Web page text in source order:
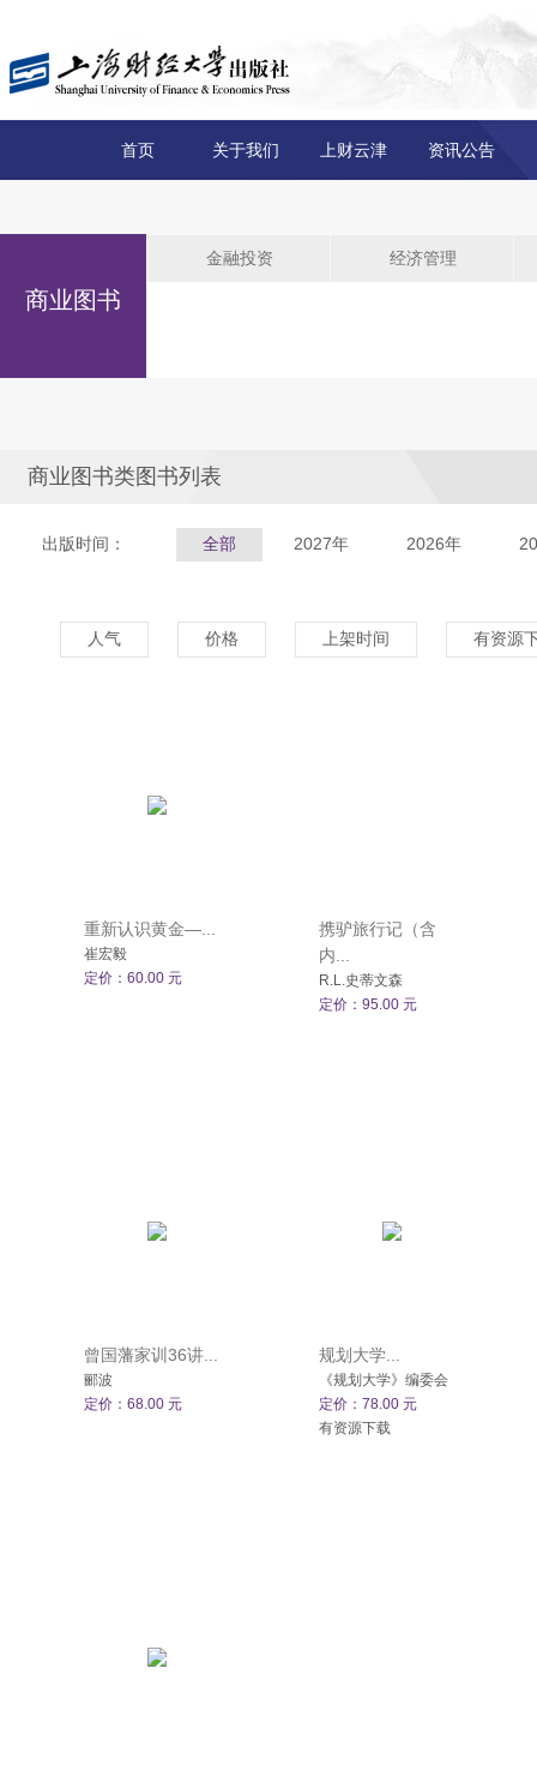
首页 关于我们 上财云津 资讯公告
商业图书
金融投资 经济管理
商业图书类图书列表
出版时间： 全部 2027年 2026年
人气 价格 上架时间 有资源
重新认识黄金—...
崔宏毅
定价：60.00 元
携驴旅行记（含
内...
R.L.史蒂文森
定价：95.00 元
曾国藩家训36讲...
郦波
定价：68.00 元
规划大学...
《规划大学》编委会
定价：78.00 元
有资源下载